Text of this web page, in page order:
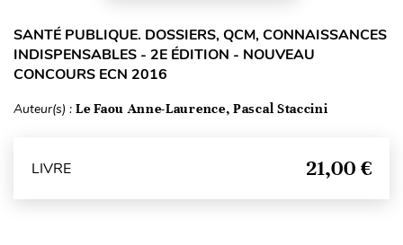
SANTÉ PUBLIQUE. DOSSIERS, QCM, CONNAISSANCES
INDISPENSABLES - 2E ÉDITION - NOUVEAU
CONCOURS ECN 2016
Auteur(s) : Le Faou Anne-Laurence, Pascal Staccini
LIVRE 21,00 €